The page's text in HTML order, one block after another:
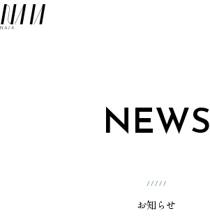
NAIA
NEWS
お知らせ